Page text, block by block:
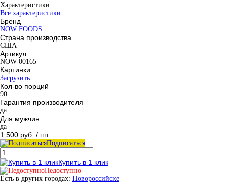
Характеристики:
Все характеристики
Бренд
NOW FOODS
Страна производства
США
Артикул
NOW-00165
Картинки
Загрузить
Кол-во порций
90
Гарантия производителя
да
Для мужчин
да
1 500 руб. / шт
Подписаться
Купить в 1 клик
Недоступно
Есть в других городах: Новороссийске